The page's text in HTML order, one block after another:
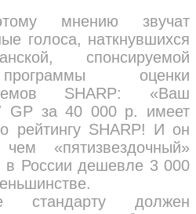
мнению звучат
голоса, наткнувшихся
спонсируемой
оценки
SHARP: «Ваш
GP за 40 000 р. имеет
рейтингу SHARP! И он
«пятизвездочный»
в России дешевле 3 000
должен